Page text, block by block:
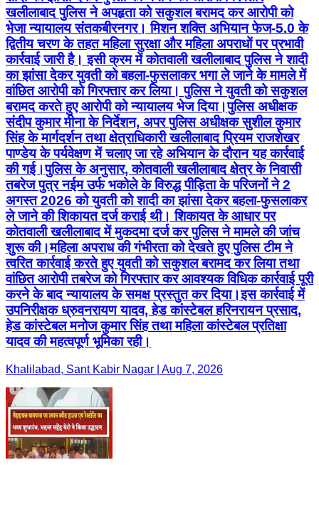
खलीलाबाद पुलिस ने अपहृता को सकुशल बरामद कर आरोपी को
भेजा न्यायालय संतकबीरनगर। मिशन शक्ति अभियान फेज-5.0 के
द्वितीय चरण के तहत महिला सुरक्षा और महिला अपराधों पर प्रभावी
कार्रवाई जारी है। इसी क्रम में कोतवाली खलीलाबाद पुलिस ने शादी
का झांसा देकर युवती को बहला-फुसलाकर भगा ले जाने के मामले में
वांछित आरोपी को गिरफ्तार कर लिया। पुलिस ने युवती को सकुशल
बरामद करते हुए आरोपी को न्यायालय भेज दिया।पुलिस अधीक्षक
संदीप कुमार मीना के निर्देशन, अपर पुलिस अधीक्षक सुशील कुमार
सिंह के मार्गदर्शन तथा क्षेत्राधिकारी खलीलाबाद प्रियम राजशेखर
पाण्डेय के पर्यवेक्षण में चलाए जा रहे अभियान के दौरान यह कार्रवाई
की गई।पुलिस के अनुसार, कोतवाली खलीलाबाद क्षेत्र के निवासी
तबरेज पुत्र नईम उर्फ भकोले के विरुद्ध पीड़िता के परिजनों ने 2
अगस्त 2026 को युवती को शादी का झांसा देकर बहला-फुसलाकर
ले जाने की शिकायत दर्ज कराई थी। शिकायत के आधार पर
कोतवाली खलीलाबाद में मुकदमा दर्ज कर पुलिस ने मामले की जांच
शुरू की।महिला अपराध की गंभीरता को देखते हुए पुलिस टीम ने
त्वरित कार्रवाई करते हुए युवती को सकुशल बरामद कर लिया तथा
वांछित आरोपी तबरेज को गिरफ्तार कर आवश्यक विधिक कार्रवाई पूरी
करने के बाद न्यायालय के समक्ष प्रस्तुत कर दिया।इस कार्रवाई में
उपनिरीक्षक ध्रुवनरायण यादव, हेड कांस्टेबल हरिनरायन प्रसाद,
हेड कांस्टेबल मनोज कुमार सिंह तथा महिला कांस्टेबल प्रतिक्षा
यादव की महत्वपूर्ण भूमिका रही।
Khalilabad, Sant Kabir Nagar | Aug 7, 2026